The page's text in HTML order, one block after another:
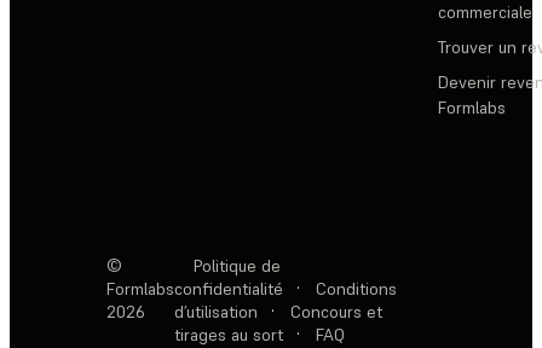
commerciale
Trouver un
Devenir
Formlabs
©
Formlabs
2026
Politique de
confidentialité
·
Conditions
d’utilisation
·
Concours et
tirages au sort
· FAQ